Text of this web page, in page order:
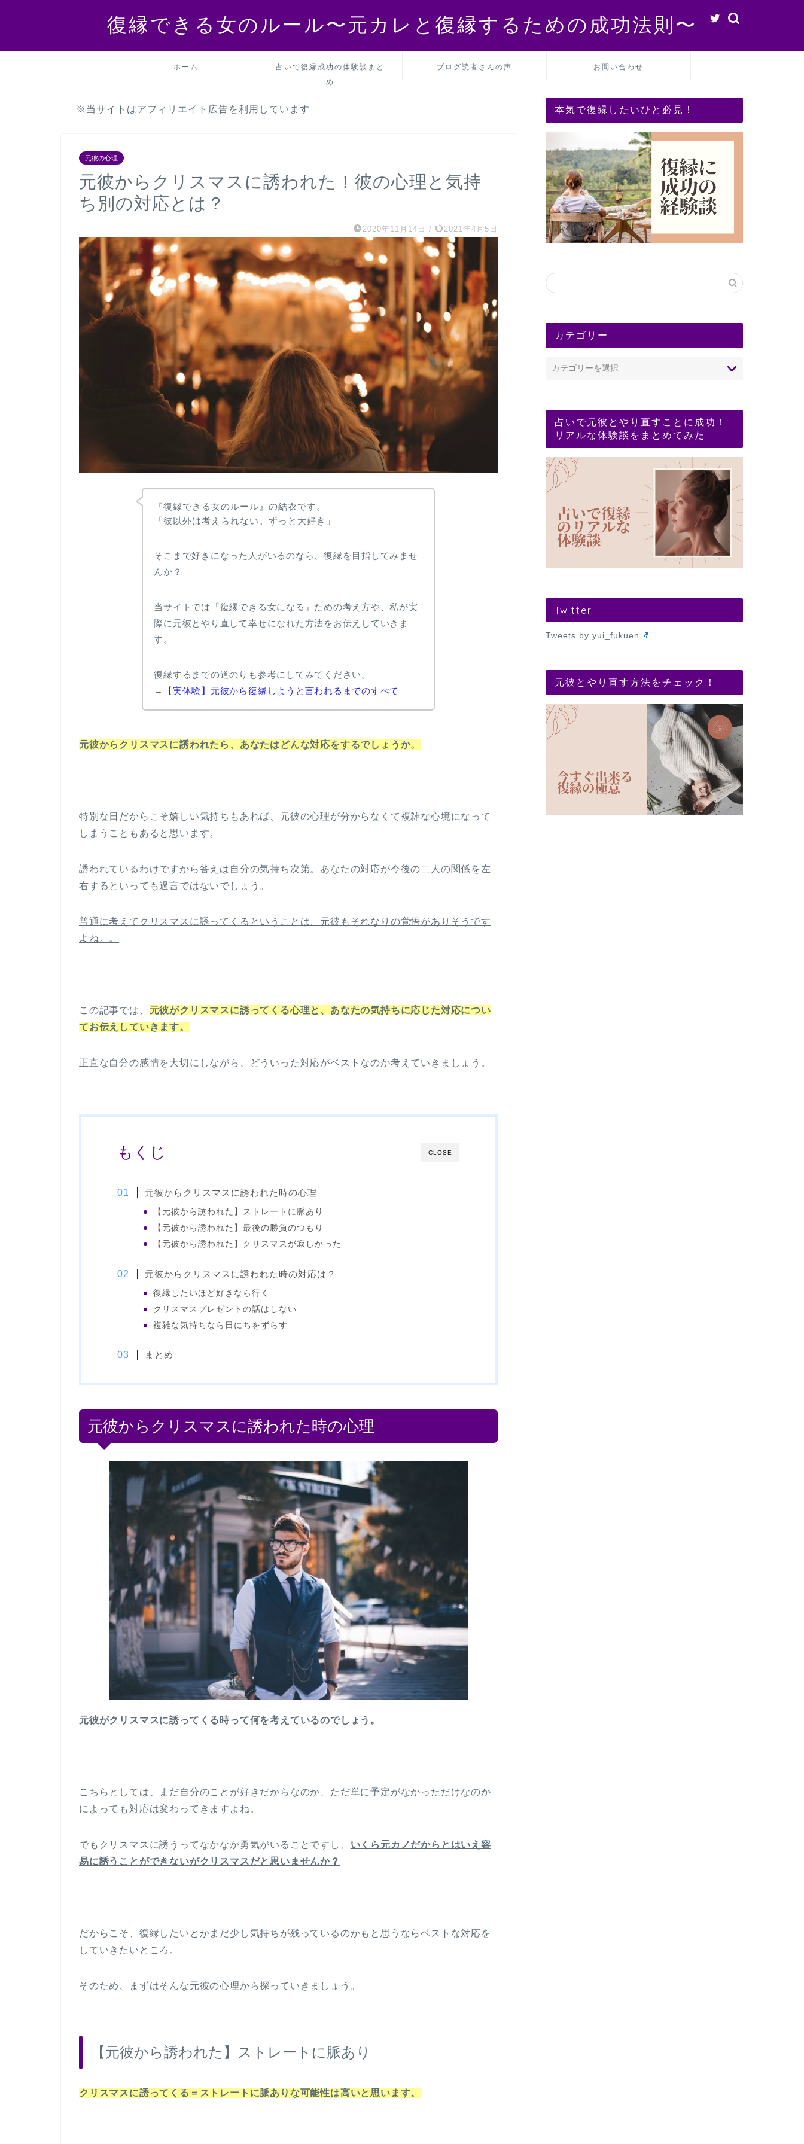
復縁できる女のルール〜元カレと復縁するための成功法則〜
ホーム
占いで復縁成功の体験談まと
め
ブログ読者さんの声 お問い合わせ
※当サイトはアフィリエイト広告を利用しています
元彼の心理
元彼からクリスマスに誘われた！彼の心理と気持
ち別の対応とは？
2020年11月14日 / 2021年4月5日
『復縁できる女のルール』の結衣です。
「彼以外は考えられない。ずっと大好き」
そこまで好きになった人がいるのなら、復縁を目指してみませ
んか？
当サイトでは『復縁できる女になる』ための考え方や、私が実
際に元彼とやり直して幸せになれた方法をお伝えしていきま
す。
復縁するまでの道のりも参考にしてみてください。
→
【実体験】元彼から復縁しようと言われるまでのすべて
元彼からクリスマスに誘われたら、あなたはどんな対応をするでしょうか。
特別な日だからこそ嬉しい気持ちもあれば、元彼の心理が分からなくて複雑な心境になって
しまうこともあると思います。
誘われているわけですから答えは自分の気持ち次第。あなたの対応が今後の二人の関係を左
右するといっても過言ではないでしょう。
普通に考えてクリスマスに誘ってくるということは、元彼もそれなりの覚悟がありそうです
よね。。
この記事では、 元彼がクリスマスに誘ってくる心理と、あなたの気持ちに応じた対応につい
てお伝えしていきます。
正直な自分の感情を大切にしながら、どういった対応がベストなのか考えていきましょう。
CLOSE
もくじ
元彼からクリスマスに誘われた時の心理
【元彼から誘われた】ストレートに脈あり
【元彼から誘われた】最後の勝負のつもり
【元彼から誘われた】クリスマスが寂しかった
元彼からクリスマスに誘われた時の対応は？
復縁したいほど好きなら行く
クリスマスプレゼントの話はしない
複雑な気持ちなら日にちをずらす
まとめ
元彼からクリスマスに誘われた時の心理
元彼がクリスマスに誘ってくる時って何を考えているのでしょう。
こちらとしては、まだ自分のことが好きだからなのか、ただ単に予定がなかっただけなのか
によっても対応は変わってきますよね。
でもクリスマスに誘うってなかなか勇気がいることですし、 いくら元カノだからとはいえ容
易に誘うことができないがクリスマスだと思いませんか？
だからこそ、復縁したいとかまだ少し気持ちが残っているのかもと思うならベストな対応を
していきたいところ。
そのため、まずはそんな元彼の心理から探っていきましょう。
【元彼から誘われた】ストレートに脈あり
クリスマスに誘ってくる＝ストレートに脈ありな可能性は高いと思います。
本気で復縁したいひと必見！
カテゴリー
占いで元彼とやり直すことに成功！
リアルな体験談をまとめてみた
Twitter
Tweets by yui_fukuen
元彼とやり直す方法をチェック！